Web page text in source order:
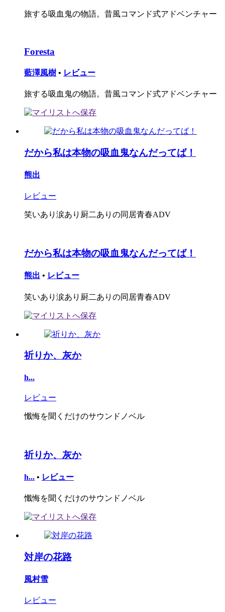
旅する吸血鬼の物語。昔風コマンド式アドベンチャー
Foresta
藍澤風樹 • レビュー
旅する吸血鬼の物語。昔風コマンド式アドベンチャー
だから私は本物の吸血鬼なんだってば！
熊出
レビュー
笑いあり涙あり厨二ありの同居青春ADV
だから私は本物の吸血鬼なんだってば！
熊出 • レビュー
笑いあり涙あり厨二ありの同居青春ADV
祈りか、灰か
h...
レビュー
懺悔を聞くだけのサウンドノベル
祈りか、灰か
h... • レビュー
懺悔を聞くだけのサウンドノベル
対岸の花路
風村雪
レビュー